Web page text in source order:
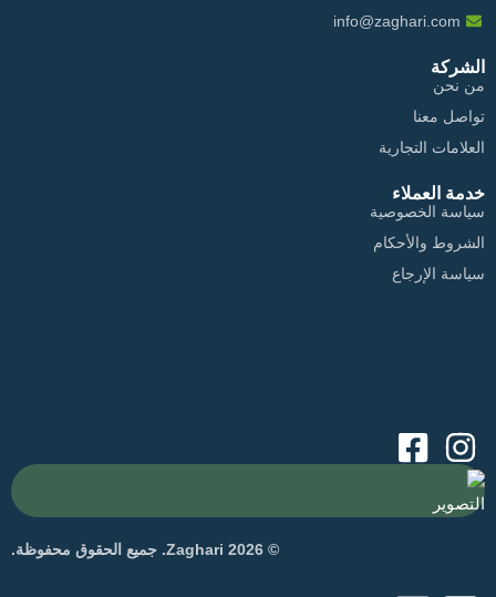
info@zaghari.com
الشركة
من نحن
تواصل معنا
العلامات التجارية
خدمة العملاء
سياسة الخصوصية
الشروط والأحكام
سياسة الإرجاع
التصوير
© 2026 Zaghari. جميع الحقوق محفوظة.